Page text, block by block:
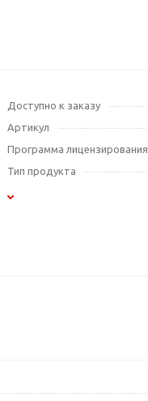
Доступно к заказу
Артикул
Программа лицензирования
Тип продукта